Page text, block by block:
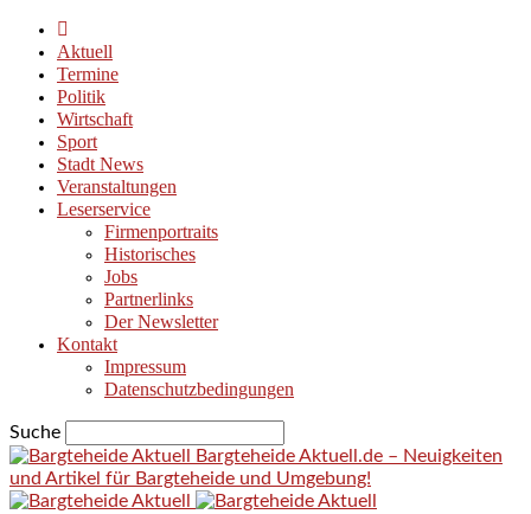
Aktuell
Termine
Politik
Wirtschaft
Sport
Stadt News
Veranstaltungen
Leserservice
Firmenportraits
Historisches
Jobs
Partnerlinks
Der Newsletter
Kontakt
Impressum
Datenschutzbedingungen
Suche
Bargteheide Aktuell.de – Neuigkeiten
und Artikel für Bargteheide und Umgebung!